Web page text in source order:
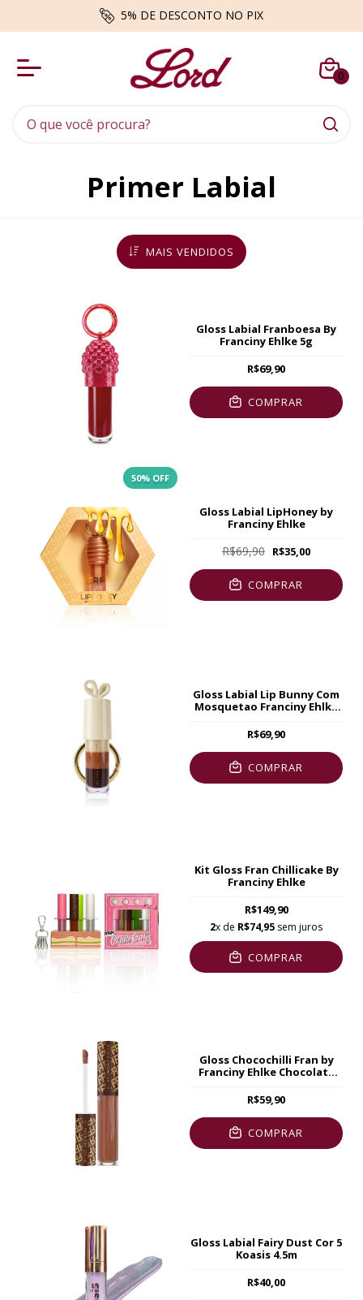
BRINDES - Envio aleatório enquanto durarem os estoques
0
Primer Labial
MAIS VENDIDOS
Gloss Labial Franboesa By
Franciny Ehlke 5g
R$69,90
COMPRAR
50% OFF
Gloss Labial LipHoney by
Franciny Ehlke
R$69,90 R$35,00
COMPRAR
Gloss Labial Lip Bunny Com
Mosquetao Franciny Ehlke
R$69,90
COMPRAR
Kit Gloss Fran Chillicake By
Franciny Ehlke
R$149,90
2x de R$74,95 sem juros
COMPRAR
Gloss Chocochilli Fran by
Franciny Ehlke Chocolate
R$59,90
COMPRAR
Gloss Labial Fairy Dust Cor 5
Koasis 4.5m
R$40,00